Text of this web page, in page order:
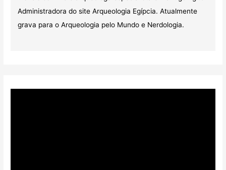
Administradora do site Arqueologia Egípcia. Atualmente
grava para o Arqueologia pelo Mundo e Nerdologia.